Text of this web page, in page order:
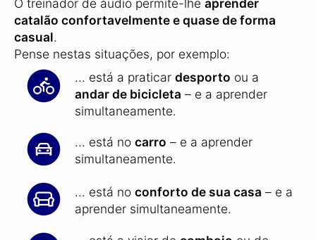
O treinador de áudio permite-lhe aprender
catalão confortavelmente e quase de forma
casual.
Pense nestas situações, por exemplo:
... está a praticar desporto ou a
andar de bicicleta – e a aprender
simultaneamente.
... está no carro – e a aprender
simultaneamente.
... está no conforto de sua casa – e a
aprender simultaneamente.